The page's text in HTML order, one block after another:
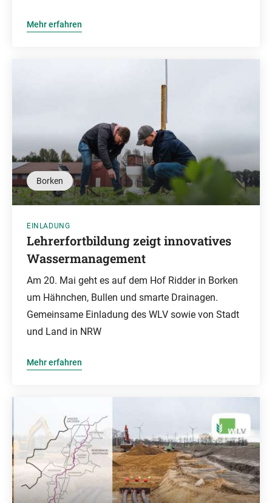
Mehr erfahren
Borken
EINLADUNG
Lehrerfortbildung zeigt innovatives
Wassermanagement
Am 20. Mai geht es auf dem Hof Ridder in Borken
um Hähnchen, Bullen und smarte Drainagen.
Gemeinsame Einladung des WLV sowie von Stadt
und Land in NRW
Mehr erfahren